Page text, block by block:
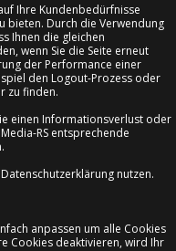
Ihre Kundenbedürfnisse
bieten. Durch die Verwendung
Ihnen die gleichen
wenn Sie die Seite erneut
der Performance einer
den Logout-Prozess oder
zu finden.
einen Informationsverlust oder
RS entsprechende
nutzen.
anpassen um alle Cookies
Cookies deaktivieren, wird Ihr